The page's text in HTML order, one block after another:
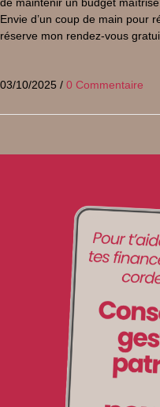
de maintenir un budget
Envie d’un coup de main pour
réserve mon rendez-vous
03/10/2025 / 0 Commentaire